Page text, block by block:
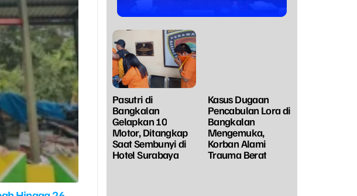
Pasutri di
Bangkalan
Gelapkan 10
Motor, Ditangkap
Saat Sembunyi di
Hotel Surabaya
Kasus Dugaan
Pencabulan Lora di
Bangkalan
Mengemuka,
Korban Alami
Trauma Berat